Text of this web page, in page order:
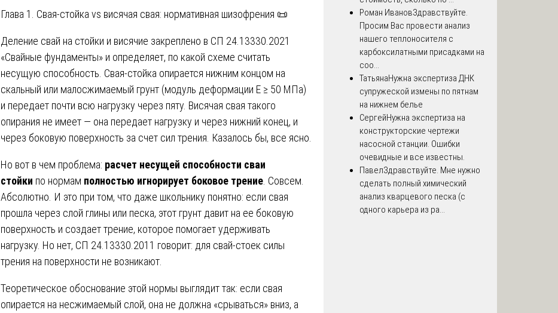
Глава 1. Свая-стойка vs висячая свая: нормативная шизофрения 📜
Деление свай на стойки и висячие закреплено в СП 24.13330.2021
«Свайные фундаменты» и определяет, по какой схеме считать
несущую способность. Свая-стойка опирается нижним концом на
скальный или малосжимаемый грунт (модуль деформации Е ≥ 50 МПа)
и передает почти всю нагрузку через пяту. Висячая свая такого
опирания не имеет — она передает нагрузку и через нижний конец, и
через боковую поверхность за счет сил трения. Казалось бы, все ясно.
Но вот в чем проблема: расчет несущей способности сваи
стойки по нормам полностью игнорирует боковое трение . Совсем.
Абсолютно. И это при том, что даже школьнику понятно: если свая
прошла через слой глины или песка, этот грунт давит на ее боковую
поверхность и создает трение, которое помогает удерживать
нагрузку. Но нет, СП 24.13330.2011 говорит: для свай-стоек силы
трения на поверхности не возникают.
Теоретическое обоснование этой нормы выглядит так: если свая
опирается на несжимаемый слой, она не должна «срываться» вниз, а
Роман ИвановЗдравствуйте.
Просим Вас провести анализ
нашего теплоносителя с
карбоксилатными присадками на
соо...
ТатьянаНужна экспертиза ДНК
супружеской измены по пятнам
на нижнем белье
СергейНужна экспертиза на
конструкторские чертежи
насосной станции. Ошибки
очевидные и все известны.
ПавелЗдравствуйте. Мне нужно
сделать полный химический
анализ кварцевого песка (с
одного карьера из ра...